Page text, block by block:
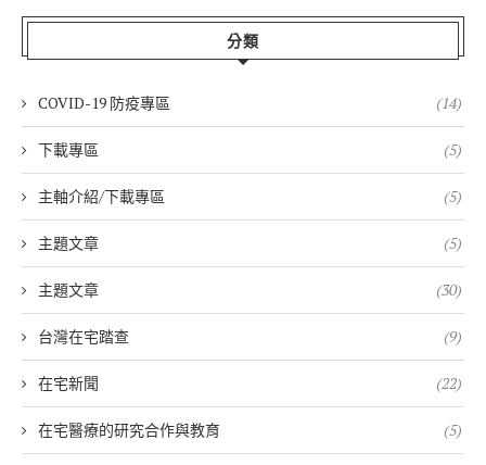
分類
COVID-19 防疫專區 (14)
下載專區 (5)
主軸介紹/下載專區 (5)
主題文章 (5)
主題文章 (30)
台灣在宅踏查 (9)
在宅新聞 (22)
在宅醫療的研究合作與教育 (5)